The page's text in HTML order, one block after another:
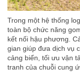
Trong một hệ thống
toàn bộ chức năng
kết nối hậu phương.
gian giúp đưa dịch vụ
cảng biển, tối ưu vận
tranh của chuỗi cung